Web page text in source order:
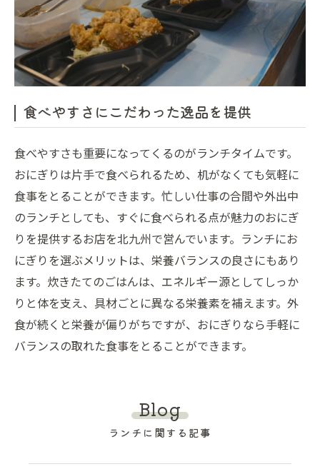
食べやすさにこだわった逸品を提供
食べやすさも重要になってくるのがランチタイムです。
おにぎりは片手で食べられるため、机がなくても気軽に
食事をとることができます。忙しい仕事の合間や外出中
のランチとしても、すぐに食べられる点が魅力のおにぎ
りを提供するお店を北九州で営んでいます。ランチにお
にぎりを選ぶメリットは、栄養バランスの良さにもあり
ます。炊きたてのごはんは、エネルギー源としてしっか
りと体を支え、具材ごとに異なる栄養素を補えます。外
食が続くと栄養が偏りがちですが、おにぎりなら手軽に
バランスの取れた食事をとることができます。
Blog
ランチに関する記事